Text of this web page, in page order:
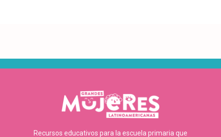
Recursos educativos para la escuela primaria que